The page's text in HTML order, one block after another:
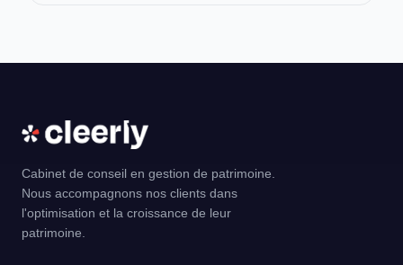
Cabinet de conseil en gestion de patrimoine.
Nous accompagnons nos clients dans
l'optimisation et la croissance de leur
patrimoine.